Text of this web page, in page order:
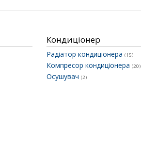
Кондиціонер
Радіатор кондиціонера (15)
Компресор кондиціонера (20)
Осушувач (2)